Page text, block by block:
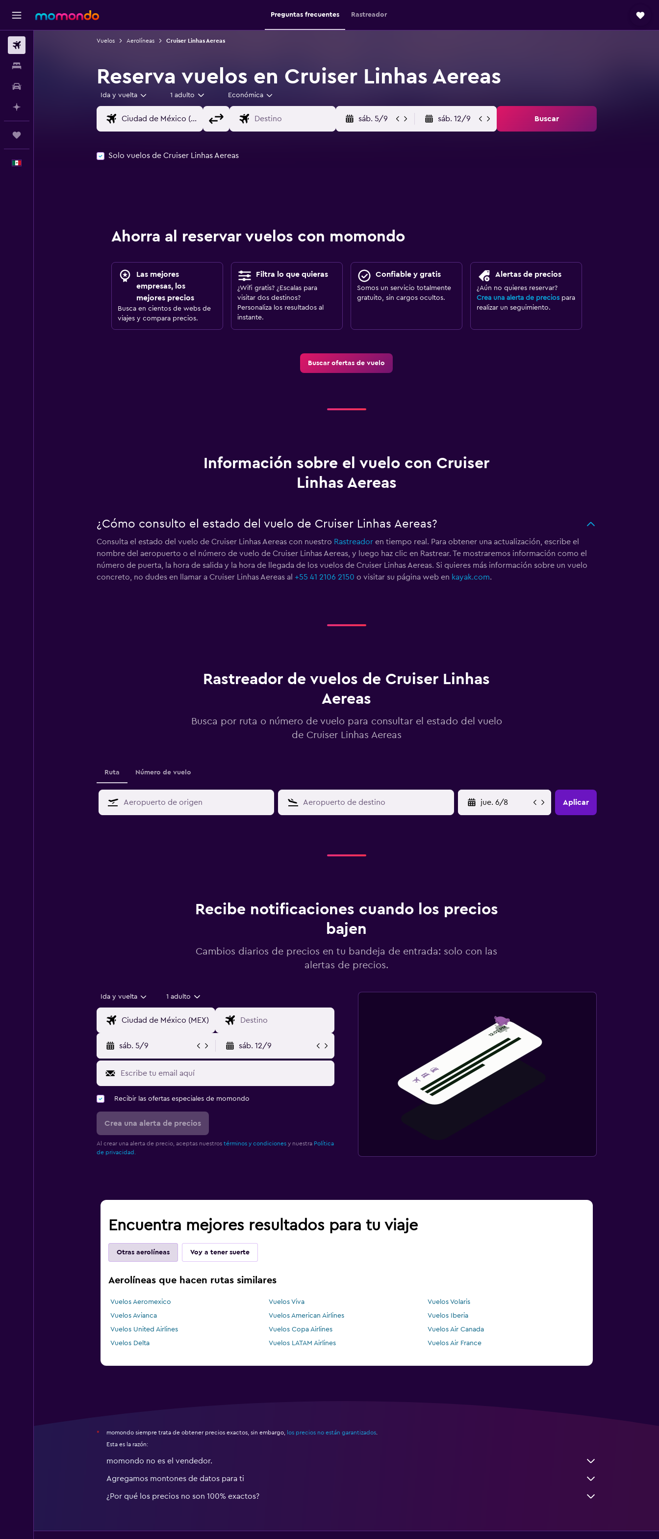
Preguntas frecuentes Rastreador
Vuelos Aerolíneas Cruiser Linhas Aereas
Reserva vuelos en Cruiser Linhas Aereas
Ida y vuelta 1 adulto Económica
sáb. 5/9 sáb. 12/9 Buscar
Solo vuelos de Cruiser Linhas Aereas
Ahorra al reservar vuelos con momondo
Las mejores
empresas, los
mejores precios
Busca en cientos de webs de
viajes y compara precios.
Filtra lo que quieras
¿Wifi gratis? ¿Escalas para
visitar dos destinos?
Personaliza los resultados al
instante.
Confiable y gratis
Somos un servicio totalmente
gratuito, sin cargos ocultos.
Alertas de precios
¿Aún no quieres reservar?
Crea una alerta de preciospara
realizar un seguimiento.
Buscar ofertas de vuelo
Información sobre el vuelo con Cruiser
Linhas Aereas
¿Cómo consulto el estado del vuelo de Cruiser Linhas Aereas?
Consulta el estado del vuelo de Cruiser Linhas Aereas con nuestro Rastreadoren tiempo real. Para obtener una actualización, escribe el
nombre del aeropuerto o el número de vuelo de Cruiser Linhas Aereas, y luego haz clic en Rastrear. Te mostraremos información como el
número de puerta, la hora de salida y la hora de llegada de los vuelos de Cruiser Linhas Aereas. Si quieres más información sobre un vuelo
concreto, no dudes en llamar a Cruiser Linhas Aereas al +55 41 2106 2150 o visitar su página web en kayak.com.
Rastreador de vuelos de Cruiser Linhas
Aereas
Busca por ruta o número de vuelo para consultar el estado del vuelo
de Cruiser Linhas Aereas
Ruta Número de vuelo
Aplicar
Recibe notificaciones cuando los precios
bajen
Cambios diarios de precios en tu bandeja de entrada: solo con las
alertas de precios.
Ida y vuelta 1 adulto
sáb. 5/9 sáb. 12/9
Recibir las ofertas especiales de momondo
Crea una alerta de precios
Al crear una alerta de precio, aceptas nuestros términos y condicionesy nuestra Política
de privacidad.
Encuentra mejores resultados para tu viaje
Otras aerolíneas Voy a tener suerte
Aerolíneas que hacen rutas similares
Vuelos Aeromexico Vuelos Viva
Vuelos Volaris
Vuelos Avianca
Vuelos American Airlines
Vuelos Iberia
Vuelos United Airlines
Vuelos Copa Airlines
Vuelos Air Canada
Vuelos Delta
Vuelos LATAM Airlines Vuelos Air France
* momondo siempre trata de obtener precios exactos, sin embargo, los precios no están garantizados.
Esta es la razón:
momondo no es el vendedor.
Agregamos montones de datos para ti
¿Por qué los precios no son 100% exactos?